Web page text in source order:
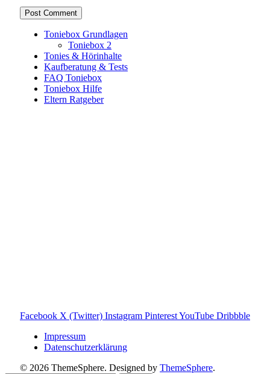
Toniebox Grundlagen
Toniebox 2
Tonies & Hörinhalte
Kaufberatung & Tests
FAQ Toniebox
Toniebox Hilfe
Eltern Ratgeber
Facebook X (Twitter) Instagram PinterestYouTube Dribbble
Impressum
Datenschutzerklärung
© 2026 ThemeSphere. Designed by ThemeSphere.